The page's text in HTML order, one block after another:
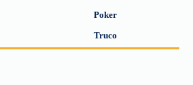
Poker
Truco